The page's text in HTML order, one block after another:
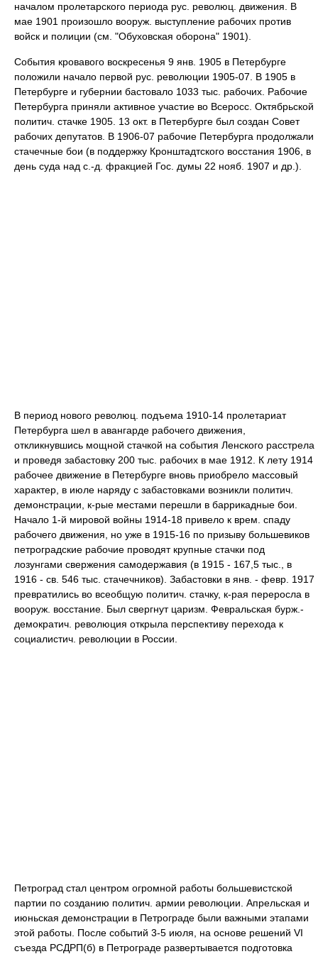
началом пролетарского периода рус. революц. движения. В
мае 1901 произошло вооруж. выступление рабочих против
войск и полиции (см. "Обуховская оборона" 1901).
События кровавого воскресенья 9 янв. 1905 в Петербурге
положили начало первой рус. революции 1905-07. В 1905 в
Петербурге и губернии бастовало 1033 тыс. рабочих. Рабочие
Петербурга приняли активное участие во Всеросс. Октябрьской
политич. стачке 1905. 13 окт. в Петербурге был создан Совет
рабочих депутатов. В 1906-07 рабочие Петербурга продолжали
стачечные бои (в поддержку Кронштадтского восстания 1906, в
день суда над с.-д. фракцией Гос. думы 22 нояб. 1907 и др.).
В период нового революц. подъема 1910-14 пролетариат
Петербурга шел в авангарде рабочего движения,
откликнувшись мощной стачкой на события Ленского расстрела
и проведя забастовку 200 тыс. рабочих в мае 1912. К лету 1914
рабочее движение в Петербурге вновь приобрело массовый
характер, в июле наряду с забастовками возникли политич.
демонстрации, к-рые местами перешли в баррикадные бои.
Начало 1-й мировой войны 1914-18 привело к врем. спаду
рабочего движения, но уже в 1915-16 по призыву большевиков
петроградские рабочие проводят крупные стачки под
лозунгами свержения самодержавия (в 1915 - 167,5 тыс., в
1916 - св. 546 тыс. стачечников). Забастовки в янв. - февр. 1917
превратились во всеобщую политич. стачку, к-рая переросла в
вооруж. восстание. Был свергнут царизм. Февральская бурж.-
демократич. революция открыла перспективу перехода к
социалистич. революции в России.
Петроград стал центром огромной работы большевистской
партии по созданию политич. армии революции. Апрельская и
июньская демонстрации в Петрограде были важными этапами
этой работы. После событий 3-5 июля, на основе решений VI
съезда РСДРП(б) в Петрограде развертывается подготовка